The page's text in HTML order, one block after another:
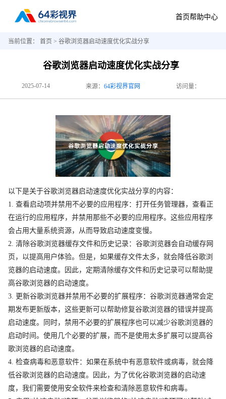
首页帮助中心
当前位置： 首页 > 谷歌浏览器启动速度优化实战分享
谷歌浏览器启动速度优化实战分享
2025-07-14 来源： 64彩视界官网 访问量：
以下是关于谷歌浏览器启动速度优化实战分享的内容：
1. 查看启动项并禁用不必要的应用程序：打开任务管理器，查看正
在运行的应用程序，并禁用那些不必要的应用程序。这些应用程序
会占用大量系统资源，从而导致启动速度变慢。
2. 清除谷歌浏览器缓存文件和历史记录：谷歌浏览器会自动缓存网
页，以提高用户体验。但是，如果缓存文件太多，就会降低谷歌浏
览器的启动速度。因此，定期清除缓存文件和历史记录可以帮助提
高谷歌浏览器的启动速度。
3. 更新谷歌浏览器并禁用不必要的扩展程序：谷歌浏览器通常会定
期发布更新版本，这些更新可以帮助修复谷歌浏览器的错误并提高
启动速度。同时，禁用不必要的扩展程序也可以减少谷歌浏览器的
启动时间。使用几个必要的扩展，而不是使用太多扩展可以提高谷
歌浏览器的启动速度。
4. 检查病毒和恶意软件：如果在系统中有恶意软件或病毒，就会降
低谷歌浏览器的启动速度。因此，为了优化谷歌浏览器的启动速
度，我们需要使用安全软件来检查和清除恶意软件和病毒。